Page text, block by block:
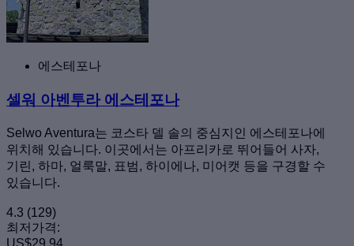
에스테포나
셀워 아벤투라 에스테포나
Selwo Aventura는 코스타 델 솔의 중심지인 에스테포나에
위치해 있습니다. 이곳에서는 아프리카로 뛰어들어 사자,
기린, 하마, 얼룩말, 표범, 하이에나, 미어캣 등을 구경할 수
있습니다.
4.3 (129)
최저가격:
US$29.94